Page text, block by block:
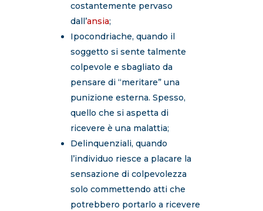
costantemente pervaso
dall’ansia;
Ipocondriache, quando il
soggetto si sente talmente
colpevole e sbagliato da
pensare di “meritare” una
punizione esterna. Spesso,
quello che si aspetta di
ricevere è una malattia;
Delinquenziali, quando
l’individuo riesce a placare la
sensazione di colpevolezza
solo commettendo atti che
potrebbero portarlo a ricevere